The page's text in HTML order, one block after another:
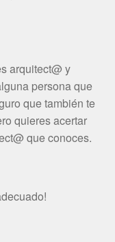
arquitect@ y
persona que
que también te
quieres acertar
que conoces.